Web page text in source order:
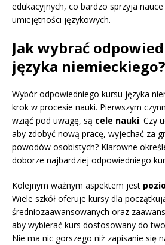
edukacyjnych, co bardzo sprzyja
umiejętności językowych.
Jak wybrać
języka niemieckiego?
Wybór odpowiedniego kursu języka
krok w procesie nauki. Pierwszym
wziąć pod uwagę, są cele nauki. Czy
aby zdobyć nową pracę, wyjechać za
powodów osobistych? Klarowne
doborze najbardziej odpowiedniego
Kolejnym ważnym aspektem jest
Wiele szkół oferuje kursy dla
średniozaawansowanych oraz
aby wybierać kurs dostosowany do
Nie ma nic gorszego niż zapisanie się